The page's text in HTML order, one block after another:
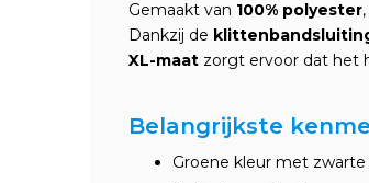
Gemaakt van 100% polyester
Dankzij de
XL-maat zorgt ervoor dat het
Belangrijkste
Groene kleur met zwarte